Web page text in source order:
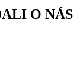
O NÁS